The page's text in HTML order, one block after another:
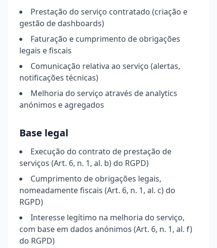
Prestação do serviço contratado (criação e
gestão de dashboards)
Faturação e cumprimento de obrigações
legais e fiscais
Comunicação relativa ao serviço (alertas,
notificações técnicas)
Melhoria do serviço através de analytics
anónimos e agregados
Base legal
Execução do contrato de prestação de
serviços (Art. 6, n. 1, al. b) do RGPD)
Cumprimento de obrigações legais,
nomeadamente fiscais (Art. 6, n. 1, al. c) do
RGPD)
Interesse legítimo na melhoria do serviço,
com base em dados anónimos (Art. 6, n. 1, al. f)
do RGPD)